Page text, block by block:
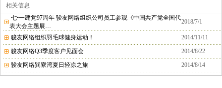
相关信息
七•一建党97周年 骏友网络组织公司员工参观《中国共产党全国代
表大会主题展…
2018/7/1
骏友网络组织羽毛球健身运动！
2014/11/11
骏友网络Q3季度客户见面会
2014/8/22
骏友网络巽寮湾夏日轻凉之旅
2014/8/14